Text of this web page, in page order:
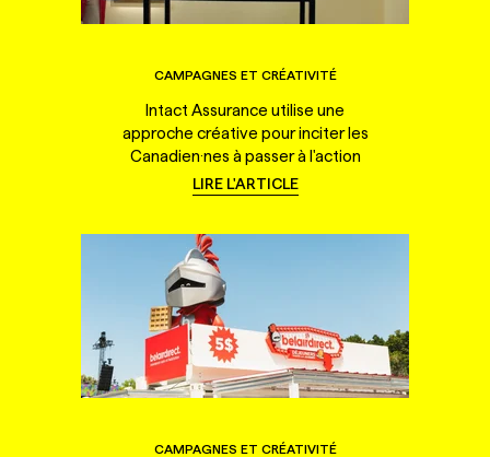
CAMPAGNES ET CRÉATIVITÉ
Intact Assurance utilise une
approche créative pour inciter les
Canadien·nes à passer à l'action
LIRE L'ARTICLE
CAMPAGNES ET CRÉATIVITÉ